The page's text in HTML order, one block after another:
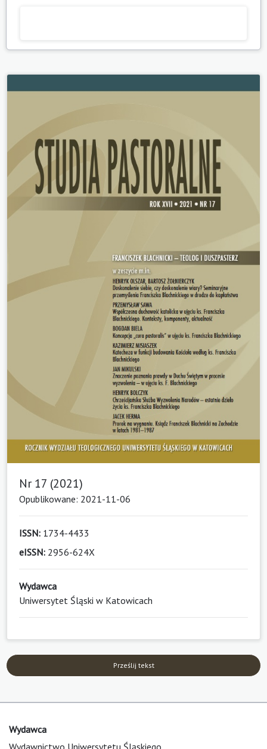
Nr 17 (2021)
Opublikowane: 2021-11-06
ISSN: 1734-4433
eISSN: 2956-624X
Wydawca
Uniwersytet Śląski w Katowicach
Prześlij tekst
Wydawca